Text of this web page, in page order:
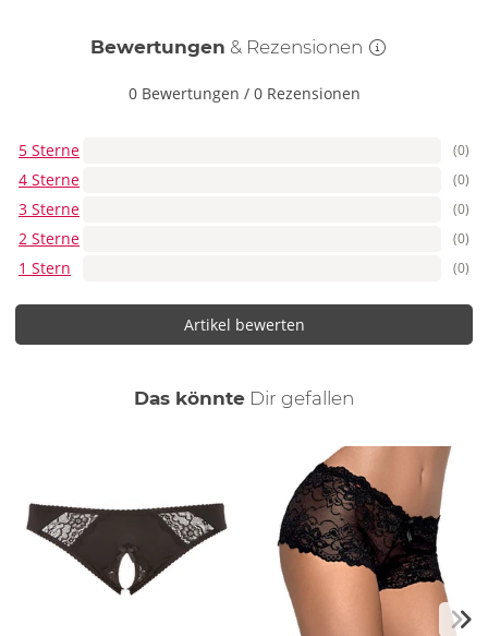
Bewertungen & Rezensionen
0 Bewertungen / 0 Rezensionen
5 Sterne (0)
4 Sterne (0)
3 Sterne (0)
2 Sterne (0)
1 Stern (0)
Artikel bewerten
Das könnte Dir auch
gefallen